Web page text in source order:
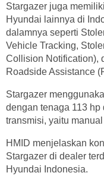
Stargazer juga
Hyundai lainnya di
dalamnya seperti
Vehicle Tracking,
Collision Notification),
Roadside Assistance
Stargazer
dengan tenaga 113 hp
transmisi, yaitu
HMID menjelaskan
Stargazer di dealer
Hyundai Indonesia.